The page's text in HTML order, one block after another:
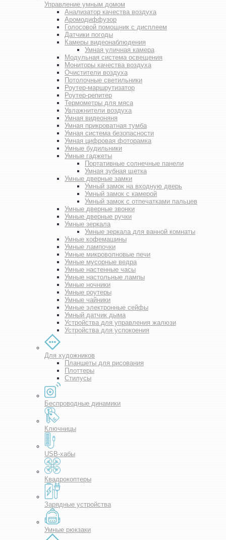
Управление умным домом
Анализатор качества воздуха
Аромодиффузор
Голосовой помощник с дисплеем
Датчики погоды
Камеры видеонаблюдения
Умная уличная камера
Модульная система освещения
Мониторы качества воздуха
Очистители воздуха
Потолочные светильники
Роутер-маршрутизатор
Роутер-репитер
Термометры для мяса
Увлажнители воздуха
Умная видеоняня
Умная прикроватная тумба
Умная система безопасности
Умная цифровая фоторамка
Умные будильники
Умные гаджеты
Портативные солнечные панели
Умная зубная щетка
Умные дверные замки
Умный замок на входную дверь
Умный замок с камерой
Умный замок с отпечатками пальцев
Умные дверные звонки
Умные дверные ручки
Умные зеркала
Умные зеркала для ванной комнаты
Умные кофемашины
Умные лампочки
Умные микроволновые печи
Умные мусорные ведра
Умные настенные часы
Умные настольные лампы
Умные ночники
Умные роутеры
Умные чайники
Умные электронные сейфы
Умный датчик дыма
Устройства для управления жалюзи
Устройства для успокоения
Для художников
Планшеты для рисования
Плоттеры
Стилусы
Беспроводные динамики
Ключницы
USB-хабы
Квадрокоптеры
Зарядные устройства
Умные рюкзаки